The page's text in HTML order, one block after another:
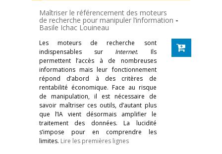
Maîtriser le référencement des moteurs
de recherche pour manipuler l’information -
Basile Ichac Louineau
Les moteurs de recherche sont
indispensables sur Internet. Ils
permettent l’accès à de nombreuses
informations mais leur fonctionnement
répond d’abord à des critères de
rentabilité économique. Face au risque
de manipulation, il est nécessaire de
savoir maîtriser ces outils, d’autant plus
que l’IA vient désormais amplifier le
traitement des données. La lucidité
s’impose pour en comprendre les
limites. Lire les premières lignes